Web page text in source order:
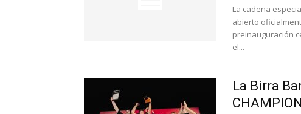
La cadena
abierto
preinauguración
el...
La Birra